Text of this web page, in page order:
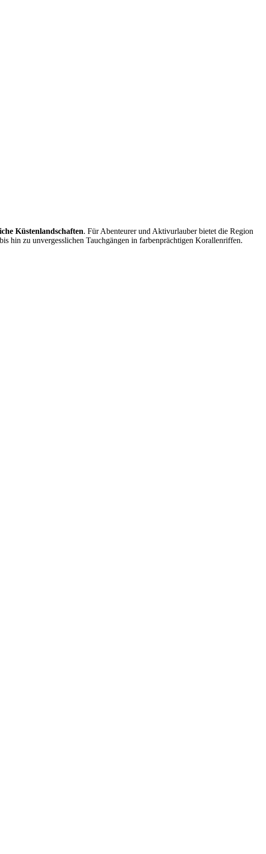
Küstenlandschaften. Für Abenteurer und Aktivurlauber bietet die Region
hin zu unvergesslichen Tauchgängen in farbenprächtigen Korallenriffen.